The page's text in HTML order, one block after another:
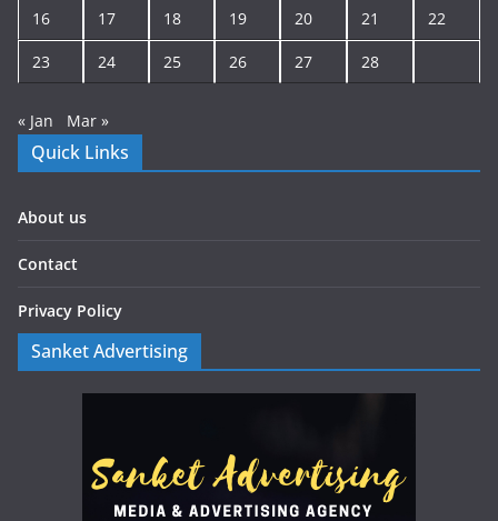
16 17 18 19 20 21 22
23 24 25 26 27 28
« Jan Mar »
Quick Links
About us
Contact
Privacy Policy
Sanket Advertising